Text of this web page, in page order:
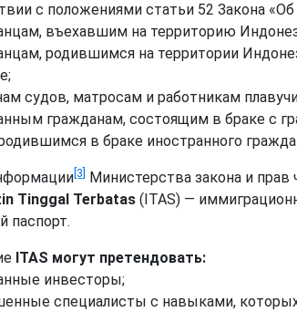
с положениями статьи 52 Закона
въехавшим на территорию
родившимся на территории
судов, матросам и работникам
гражданам, состоящим в браке с
в браке иностранного
[3] Министерства закона и
Tinggal Terbatas (ITAS) —
паспорт.
ITAS могут претендовать:
инвесторы;
специалисты с навыками,